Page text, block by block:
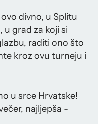
divno, u Splitu
u grad za koji si
raditi ono što
kroz ovu turneju i
u srce Hrvatske!
najljepša -